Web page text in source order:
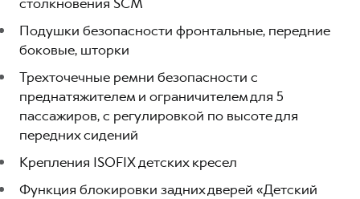
Подушки безопасности фронтальные, передние
боковые, шторки
Трехточечные ремни безопасности с
преднатяжителем и ограничителем для 5
пассажиров, с регулировкой по высоте для
передних сидений
Крепления ISOFIX детских кресел
Функция блокировки задних дверей «Детский